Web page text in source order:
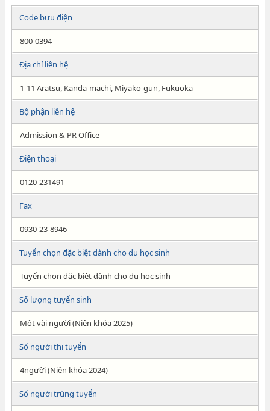
Code bưu điện
800-0394
Địa chỉ liên hệ
1-11 Aratsu, Kanda-machi, Miyako-gun, Fukuoka
Bộ phận liên hệ
Admission & PR Office
Điện thoại
0120-231491
Fax
0930-23-8946
Tuyển chọn đặc biệt dành cho du học sinh
Tuyển chọn đặc biệt dành cho du học sinh
Số lượng tuyển sinh
Một vài người (Niên khóa 2025)
Số người thi tuyển
4người (Niên khóa 2024)
Số người trúng tuyển